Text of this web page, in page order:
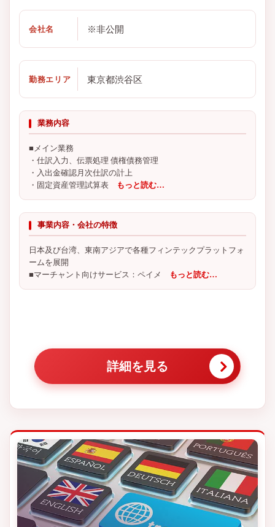
会社名 ※非公開
勤務エリア 東京都渋谷区
業務内容
■メイン業務
・仕訳入力、伝票処理 債権債務管理
・入出金確認月次仕訳の計上
・固定資産管理試算表 もっと読む…
事業内容・会社の特徴
日本及び台湾、東南アジアで各種フィンテックプラットフォ
ームを展開
■マーチャント向けサービス：ペイメ
もっと読む…
詳細を見る